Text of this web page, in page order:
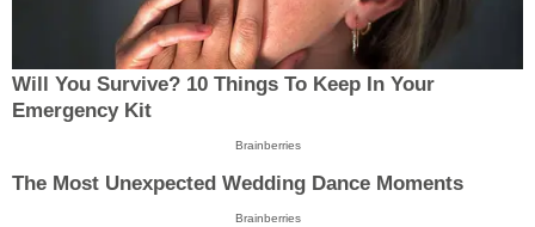
Will You Survive? 10 Things To Keep In Your
Emergency Kit
Brainberries
The Most Unexpected Wedding Dance Moments
Brainberries